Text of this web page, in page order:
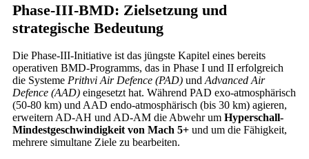
Phase-III-BMD: Zielsetzung und
strategische Bedeutung
Die Phase-III-Initiative ist das jüngste Kapitel eines bereits
operativen BMD-Programms, das in Phase I und II erfolgreich
die Systeme Prithvi Air Defence (PAD) und Advanced Air
Defence (AAD) eingesetzt hat. Während PAD exo-atmosphärisch
(50-80 km) und AAD endo-atmosphärisch (bis 30 km) agieren,
erweitern AD-AH und AD-AM die Abwehr um Hyperschall-
Mindestgeschwindigkeit von Mach 5+ und um die Fähigkeit,
mehrere simultane Ziele zu bearbeiten.